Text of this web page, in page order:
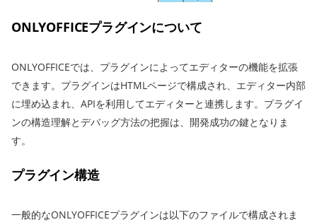
ONLYOFFICEプラグインについて
ONLYOFFICEでは、プラグインによってエディターの機能を拡張
できます。プラグインはHTMLページで構成され、エディター内部
に埋め込まれ、APIを利用してエディターと連携します。プラグイ
ンの構造理解とデバッグ方法の把握は、開発成功の鍵となりま
す。
プラグイン構造
一般的なONLYOFFICEプラグインは以下のファイルで構成されま